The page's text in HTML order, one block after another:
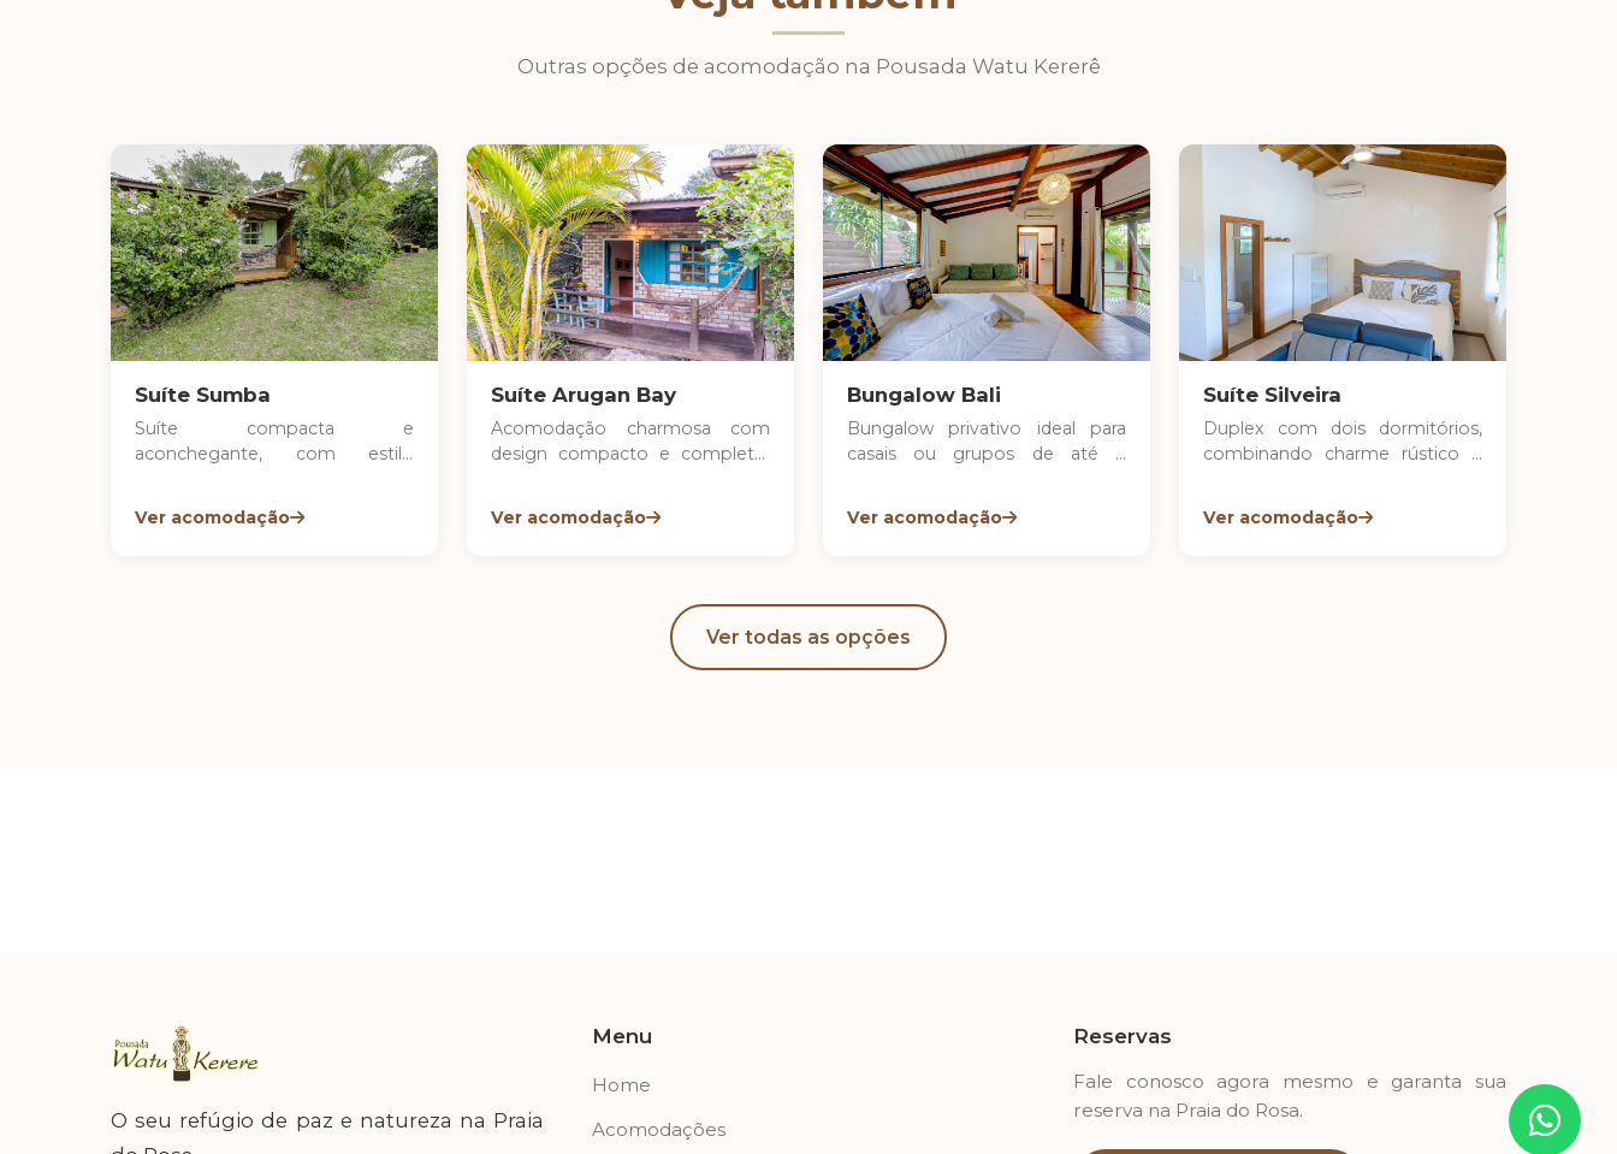
Outras opções de acomodação na Pousada Watu Kererê
Suíte Sumba
Suíte compacta e
aconchegante, com estilo
buscam conforto e
Ver acomodação
Suíte Arugan Bay
Acomodação charmosa com
design compacto e completo,
à decoração elegante cria um
Ver acomodação
Bungalow Bali
Bungalow privativo ideal para
casais ou grupos de até 4
com churrasqueira, oferecendo
rede e vista para o jardim.
Ver acomodação
Suíte Silveira
Duplex com dois dormitórios,
combinando charme rústico e
ideal para relaxar em meio ao
Ver acomodação
Ver todas as opções
O seu refúgio de paz e natureza na Praia
Menu
Home
Acomodações
Reservas
Fale conosco agora mesmo e garanta sua
reserva na Praia do Rosa.